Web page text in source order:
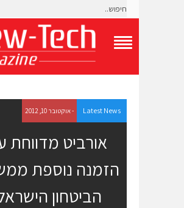
g
l
e
N
Latest News - אוקטובר 10, 2012
אורביט מדווחת
הזמנה נוספת
הביטחון